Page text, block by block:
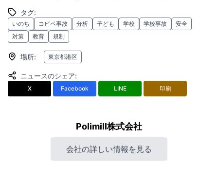
タグ:
いのち コピペ事故 分析 子ども 学校 学校事故
安全
対策
教育 規制
場所: 東京都港区
ニュースのシェア:
X Facebook LINE 印刷
Polimill株式会社
会社の詳しい情報を見る